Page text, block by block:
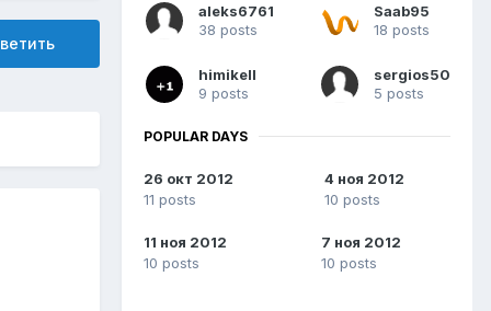
aleks6761
38 posts
Saab95
18 posts
himikell
9 posts
sergios50
5 posts
POPULAR DAYS
26 окт 2012
11 posts
4 ноя 2012
10 posts
11 ноя 2012
10 posts
7 ноя 2012
10 posts